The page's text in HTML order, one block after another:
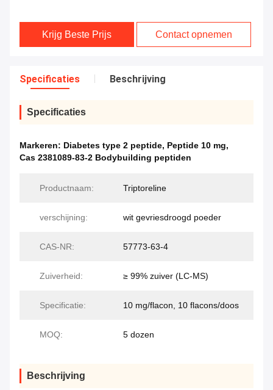
Krijg Beste Prijs Contact opnemen
Specificaties Beschrijving
Specificaties
Markeren: Diabetes type 2 peptide, Peptide 10 mg,
Cas 2381089-83-2 Bodybuilding peptiden
Productnaam: Triptoreline
verschijning: wit gevriesdroogd poeder
CAS-NR: 57773-63-4
Zuiverheid: ≥ 99% zuiver (LC-MS)
Specificatie: 10 mg/flacon, 10 flacons/doos
MOQ: 5 dozen
Beschrijving